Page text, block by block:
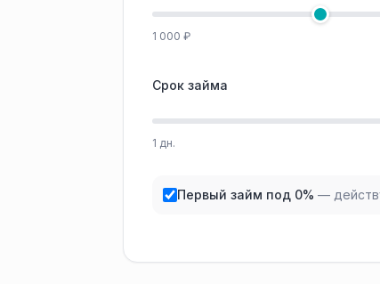
1 000 ₽
Срок займа
1 дн.
Первый займ под 0% —